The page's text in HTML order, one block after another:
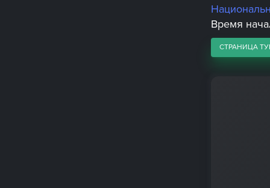
Время
СТРАНИЦА